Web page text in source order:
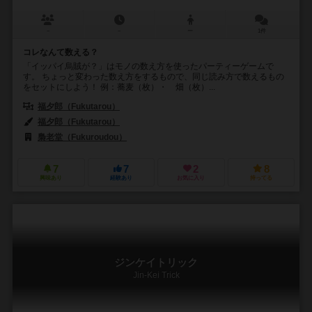
コレなんて数える？
「イッパイ烏賊が？」はモノの数え方を使ったパーティーゲームで
す。 ちょっと変わった数え方をするもので、同じ読み方で数えるもの
をセットにしよう！ 例：蕎麦（枚）・ 畑（枚）...
福夕郎（Fukutarou）
福夕郎（Fukutarou）
梟老堂（Fukuroudou）
7
興味あり
7
経験あり
2
お気に入り
8
持ってる
ジンケイトリック
Jin-Kei Trick